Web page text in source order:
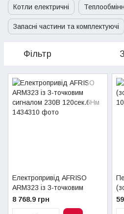
Котли електричні
Запасні частини та комплектуючі
Фільтр
Електропривід AFRISO
ARM323 із 3-точковим
сигналом 230В 120сек.6Нм
8 768.9 грн